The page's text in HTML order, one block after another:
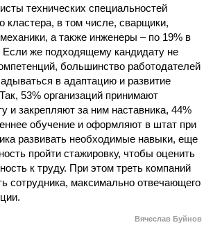
технических специальностей
кластера, в том числе, сварщики,
а также инженеры – по 19% в
Если же подходящему кандидату не
большинство работодателей
в адаптацию и развитие
53% организаций принимают
и закрепляют за ним наставника, 44%
обучение и оформляют в штат при
развивать необходимые навыки, еще
пройти стажировку, чтобы оценить
к труду. При этом треть компаний
сотрудника, максимально отвечающего
Вячеслав Буйнов